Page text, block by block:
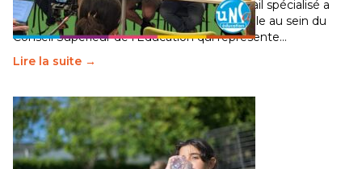
Pendant plusieurs mois, un groupe de travail spécialisé a
travaillé sur la transition écologique de l’Ecole au sein du
Conseil Supérieur de l’Éducation qui représente…
Lire la suite →